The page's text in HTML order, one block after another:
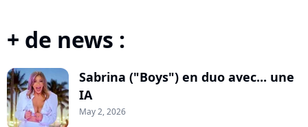
+ de news :
Sabrina ("Boys") en duo avec... une
IA
May 2, 2026